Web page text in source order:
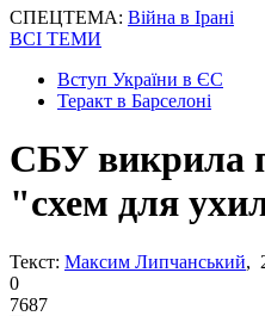
СПЕЦТЕМА: Війна в Ірані
ВСІ ТЕМИ
Вступ України в ЄС
Теракт в Барселоні
СБУ викрила
"схем для
Текст: Максим Липчанський,
0
7687